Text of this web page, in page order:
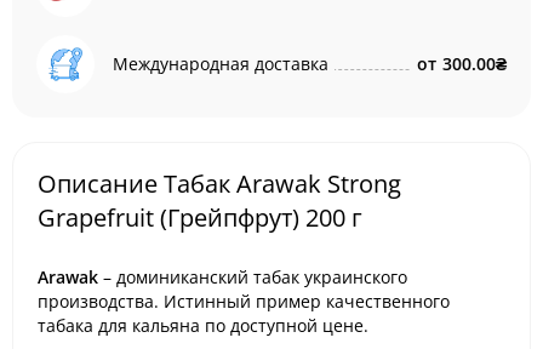
Международная доставка от 300.00₴
Описание Табак Arawak Strong
Grapefruit (Грейпфрут) 200 г
Arawak – доминиканский табак украинского
производства. Истинный пример качественного
табака для кальяна по доступной цене.